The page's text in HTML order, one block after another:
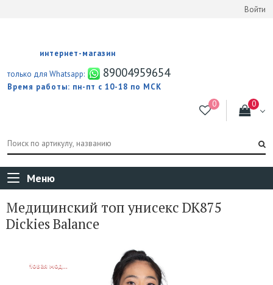
Войти
интернет-магазин
только для Whatsapp:
89004959654
Время работы: пн-пт с 10-18 по МСК
Меню
Медицинский топ унисекс DK875
Dickies Balance
NEW!